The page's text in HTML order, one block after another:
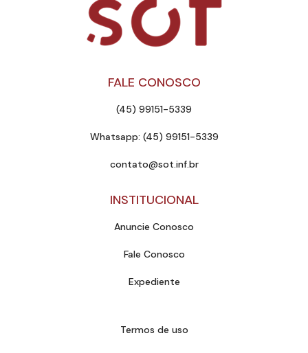
FALE CONOSCO
(45) 99151-5339
Whatsapp: (45) 99151-5339
contato@sot.inf.br
INSTITUCIONAL
Anuncie Conosco
Fale Conosco
Expediente
Termos de uso